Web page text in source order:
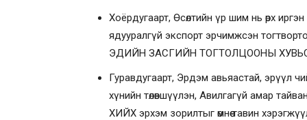
Хоёрдугаарт, Өсөлтийн үр шим нь өрх
ядууралгүй экспорт эрчимжсэн тогтвортой
ЭДИЙН ЗАСГИЙН ТОГТОЛЦООНЫ
Гуравдугаарт, Эрдэм авьяастай, эрүүл
хүнийн төлөвшүүлэн, Авилгагүй амар
ХИЙХ эрхэм зорилтыг өмнөө тавин